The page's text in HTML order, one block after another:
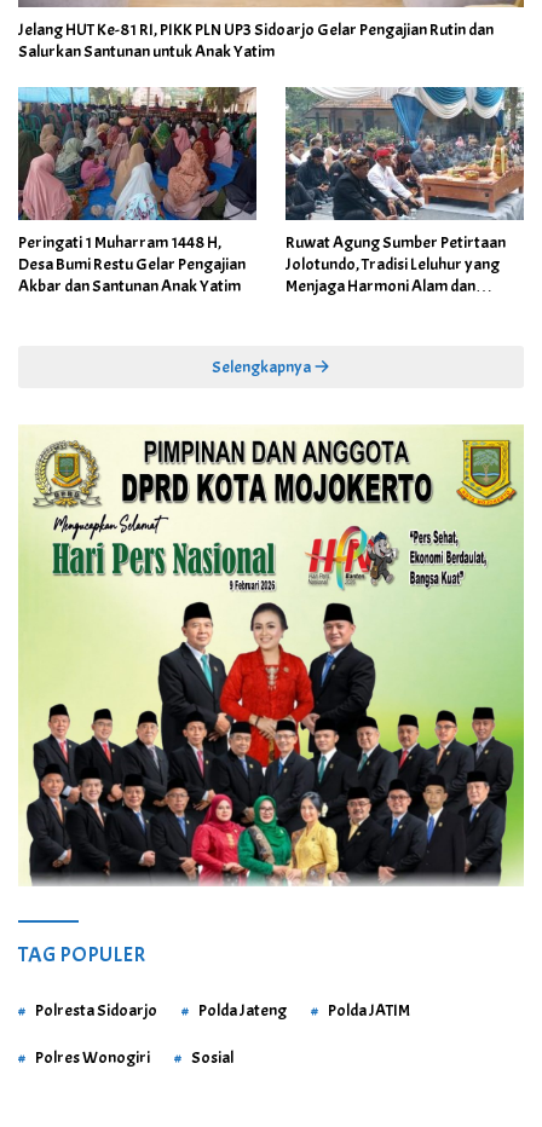
Jelang HUT Ke-81 RI, PIKK PLN UP3 Sidoarjo Gelar Pengajian Rutin dan
Salurkan Santunan untuk Anak Yatim
Peringati 1 Muharram 1448 H,
Desa Bumi Restu Gelar Pengajian
Akbar dan Santunan Anak Yatim
Ruwat Agung Sumber Petirtaan
Jolotundo, Tradisi Leluhur yang
Menjaga Harmoni Alam dan
Selengkapnya
TAG POPULER
Polresta Sidoarjo Polda Jateng Polda JATIM
Polres Wonogiri Sosial